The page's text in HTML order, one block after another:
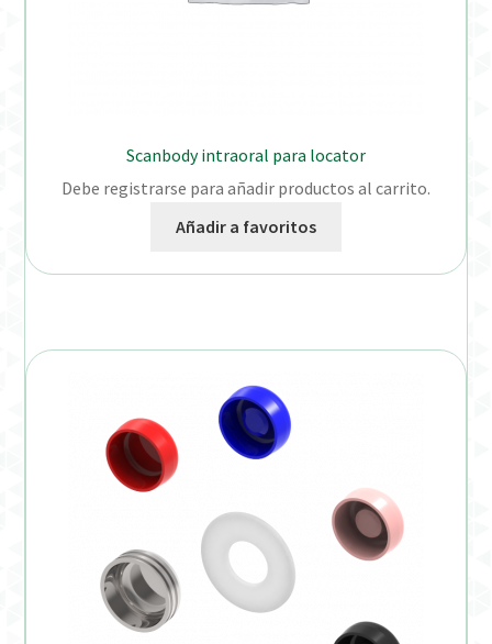
Scanbody intraoral para locator
Debe registrarse para añadir productos al carrito.
Añadir a favoritos